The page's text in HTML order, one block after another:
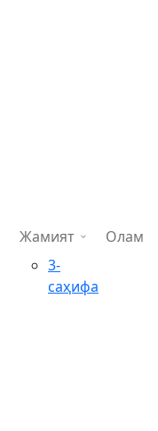
Жамият
3-
саҳифа
Олам